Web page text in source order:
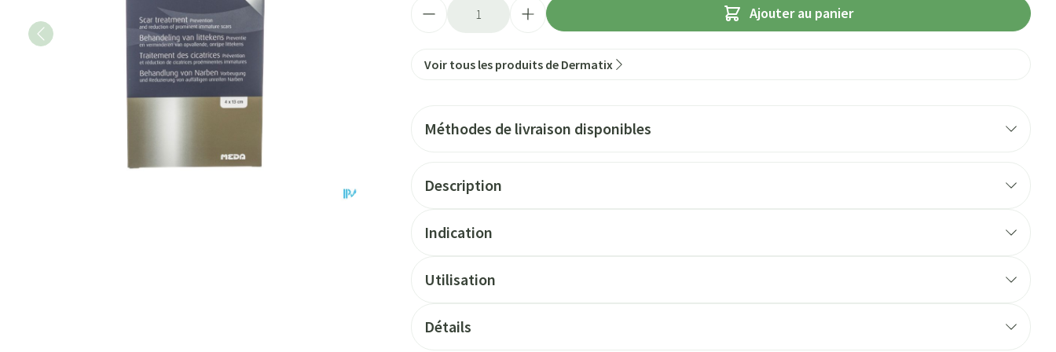
Ajouter au panier
Voir tous les produits de Dermatix
Méthodes de livraison disponibles
Description
Indication
Utilisation
Détails